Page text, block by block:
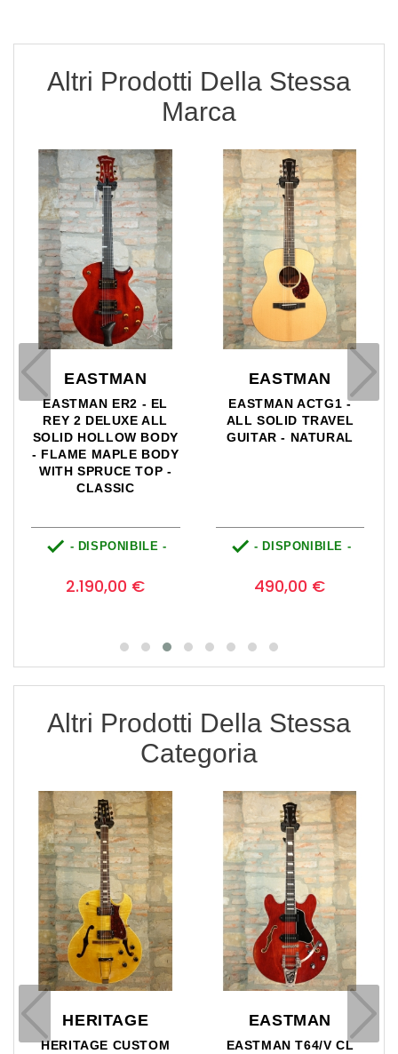
Altri Prodotti Della Stessa
Marca
EASTMAN
EASTMAN ER2 - EL
REY 2 DELUXE ALL
SOLID HOLLOW BODY
- FLAME MAPLE BODY
WITH SPRUCE TOP -
CLASSIC
 - DISPONIBILE -
2.190,00 €
EASTMAN
EASTMAN ACTG1 -
ALL SOLID TRAVEL
GUITAR - NATURAL
 - DISPONIBILE -
490,00 €
Altri Prodotti Della Stessa
Categoria
HERITAGE
HERITAGE CUSTOM
EASTMAN
EASTMAN T64/V CL